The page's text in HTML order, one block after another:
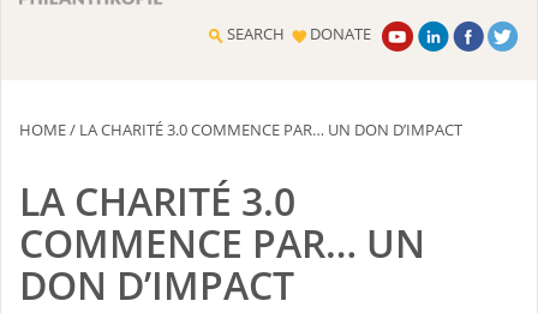
SEARCH DONATE
HOME/ LA CHARITÉ 3.0 COMMENCE PAR… UN DON D’IMPACT
LA CHARITÉ 3.0
COMMENCE PAR… UN
DON D’IMPACT